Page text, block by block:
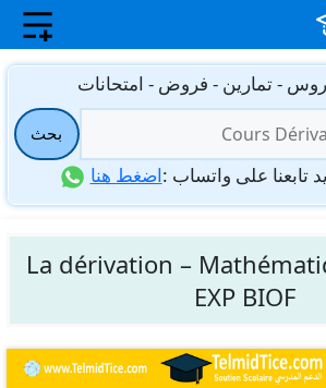
- تمارين - فروض - امتحانات
بحث
تابعنا على واتساب :اضغط هنا
La dérivation –
EXP BIOF